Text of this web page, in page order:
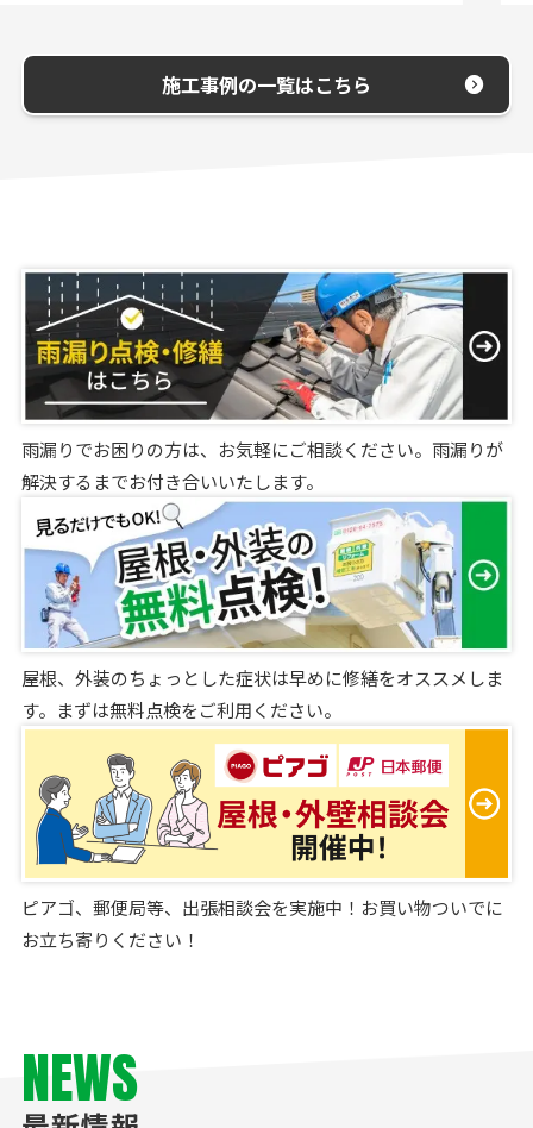
施工事例の一覧はこちら
雨漏りでお困りの方は、お気軽にご相談ください。雨漏りが
解決するまでお付き合いいたします。
屋根、外装のちょっとした症状は早めに修繕をオススメしま
す。まずは無料点検をご利用ください。
ピアゴ、郵便局等、出張相談会を実施中！お買い物ついでに
お立ち寄りください！
NEWS